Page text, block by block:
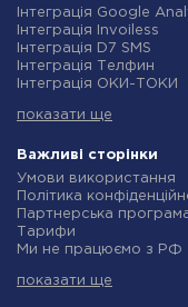
Інтеграція OpenAI
Інтеграція Binotel
Інтеграція Prom
Інтеграція Приват24
Інтеграція OLX
Інтеграція SendPulse
Інтеграція Stream
Інтеграція Google
Інтеграція Creatio
Інтеграція Ringostat
Інтеграція Google
Інтеграція Airtable
Інтеграція Google
Інтеграція Invoiless
Інтеграція D7 SMS
Інтеграція Телфин
Інтеграція ОКИ-ТОКИ
Інтеграція Microsoft
Інтеграція TxtSync
Інтеграція Wire2Air
Інтеграція Corezoid
Інтеграція Infobip
Інтеграція Instasent
Інтеграція AtomPark
Інтеграція Campaign
показати ще
Важливі сторінки
Умови використання
Політика
Партнерська
Тарифи
Ми не працюємо з РФ
Індивідуальна
показати ще